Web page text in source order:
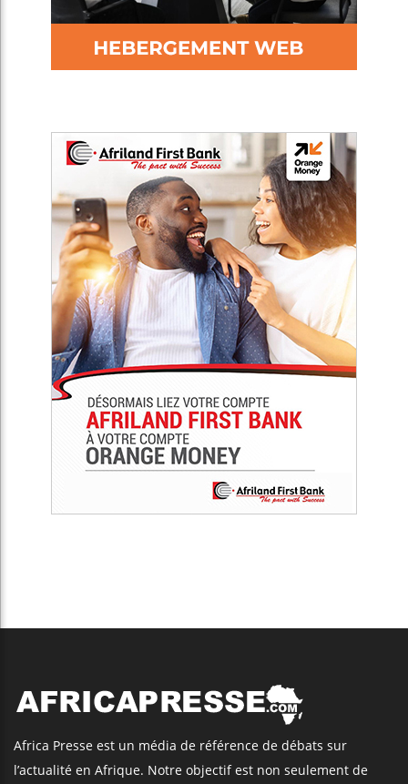
Africa Presse est un média de référence de débats sur
l’actualité en Afrique. Notre objectif est non seulement de